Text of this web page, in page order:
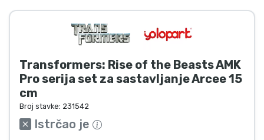
Transformers: Rise of the Beasts AMK
Pro serija set za sastavljanje Arcee 15
cm
Broj stavke: 231542
Istrčao je
Anime proizvodi
Gamer proizvodi
Sportski proizvodi
Glazbeni proizvodi